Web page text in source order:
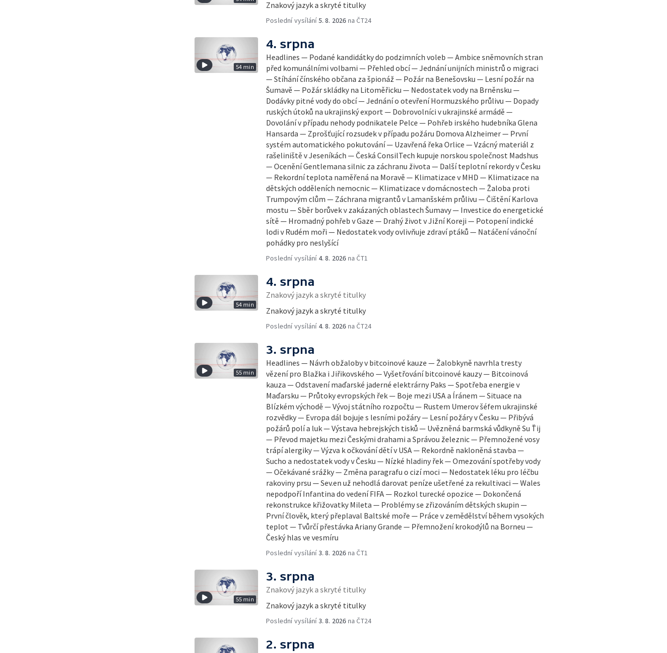
Znakový jazyk a skryté titulky
Poslední vysílání5. 8. 2026 na ČT24
54 min
4. srpna
Headlines — Podané kandidátky do podzimních voleb — Ambice sněmovních stran
před komunálními volbami — Přehled obcí — Jednání unijních ministrů o migraci
— Stíhání čínského občana za špionáž — Požár na Benešovsku — Lesní požár na
Šumavě — Požár skládky na Litoměřicku — Nedostatek vody na Brněnsku —
Dodávky pitné vody do obcí — Jednání o otevření Hormuzského průlivu — Dopady
ruských útoků na ukrajinský export — Dobrovolníci v ukrajinské armádě —
Dovolání v případu nehody podnikatele Pelce — Pohřeb irského hudebníka Glena
Hansarda — Zprošťující rozsudek v případu požáru Domova Alzheimer — První
systém automatického pokutování — Uzavřená řeka Orlice — Vzácný materiál z
rašeliniště v Jeseníkách — Česká ConsilTech kupuje norskou společnost Madshus
— Ocenění Gentlemana silnic za záchranu života — Další teplotní rekordy v Česku
— Rekordní teplota naměřená na Moravě — Klimatizace v MHD — Klimatizace na
dětských odděleních nemocnic — Klimatizace v domácnostech — Žaloba proti
Trumpovým clům — Záchrana migrantů v Lamanšském průlivu — Čištění Karlova
mostu — Sběr borůvek v zakázaných oblastech Šumavy — Investice do energetické
sítě — Hromadný pohřeb v Gaze — Drahý život v Jižní Koreji — Potopení indické
lodi v Rudém moři — Nedostatek vody ovlivňuje zdraví ptáků — Natáčení vánoční
pohádky pro neslyšící
Poslední vysílání4. 8. 2026 na ČT1
54 min
4. srpna
Znakový jazyk a skryté titulky
Znakový jazyk a skryté titulky
Poslední vysílání4. 8. 2026 na ČT24
55 min
3. srpna
Headlines — Návrh obžaloby v bitcoinové kauze — Žalobkyně navrhla tresty
vězení pro Blažka i Jiřikovského — Vyšetřování bitcoinové kauzy — Bitcoinová
kauza — Odstavení maďarské jaderné elektrárny Paks — Spotřeba energie v
Maďarsku — Průtoky evropských řek — Boje mezi USA a Íránem — Situace na
Blízkém východě — Vývoj státního rozpočtu — Rustem Umerov šéfem ukrajinské
rozvědky — Evropa dál bojuje s lesními požáry — Lesní požáry v Česku — Přibývá
požárů polí a luk — Výstava hebrejských tisků — Uvězněná barmská vůdkyně Su Ťij
— Převod majetku mezi Českými drahami a Správou železnic — Přemnožené vosy
trápí alergiky — Výzva k očkování dětí v USA — Rekordně nakloněná stavba —
Sucho a nedostatek vody v Česku — Nízké hladiny řek — Omezování spotřeby vody
— Očekávané srážky — Změna paragrafu o cizí moci — Nedostatek léku pro léčbu
rakoviny prsu — Sev.en už nehodlá darovat peníze ušetřené za rekultivaci — Wales
nepodpoří Infantina do vedení FIFA — Rozkol turecké opozice — Dokončená
rekonstrukce křižovatky Mileta — Problémy se zřizováním dětských skupin —
První člověk, který přeplaval Baltské moře — Práce v zemědělství během vysokých
teplot — Tvůrčí přestávka Ariany Grande — Přemnožení krokodýlů na Borneu —
Český hlas ve vesmíru
Poslední vysílání3. 8. 2026 na ČT1
55 min
3. srpna
Znakový jazyk a skryté titulky
Znakový jazyk a skryté titulky
Poslední vysílání3. 8. 2026 na ČT24
2. srpna